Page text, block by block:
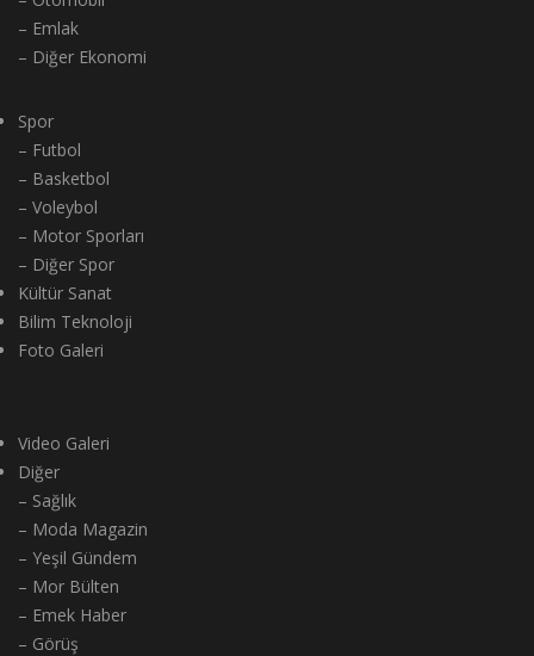
– Emlak
– Diğer Ekonomi
Spor
– Futbol
– Basketbol
– Voleybol
– Motor Sporları
– Diğer Spor
Kültür Sanat
Bilim Teknoloji
Foto Galeri
Video Galeri
Diğer
– Sağlık
– Moda Magazin
– Yeşil Gündem
– Mor Bülten
– Emek Haber
– Görüş